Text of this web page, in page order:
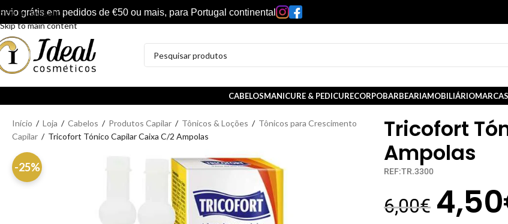
Skip to navigation
Skip to main content
grátis em pedidos de €50 ou mais, para Portugal continental
CABELOSMANICURE & PEDICURECORPOBARBEARIAMOBILIÁRIOMARCAS
Início / Loja / Cabelos / Produtos Capilar / Tônicos & Loções / Tônicos para Crescimento
Capilar / Tricofort Tónico Capilar Caixa C/2 Ampolas
-25%
Tricofort
Ampolas
REF:TR.3300
6,00€ 4,50